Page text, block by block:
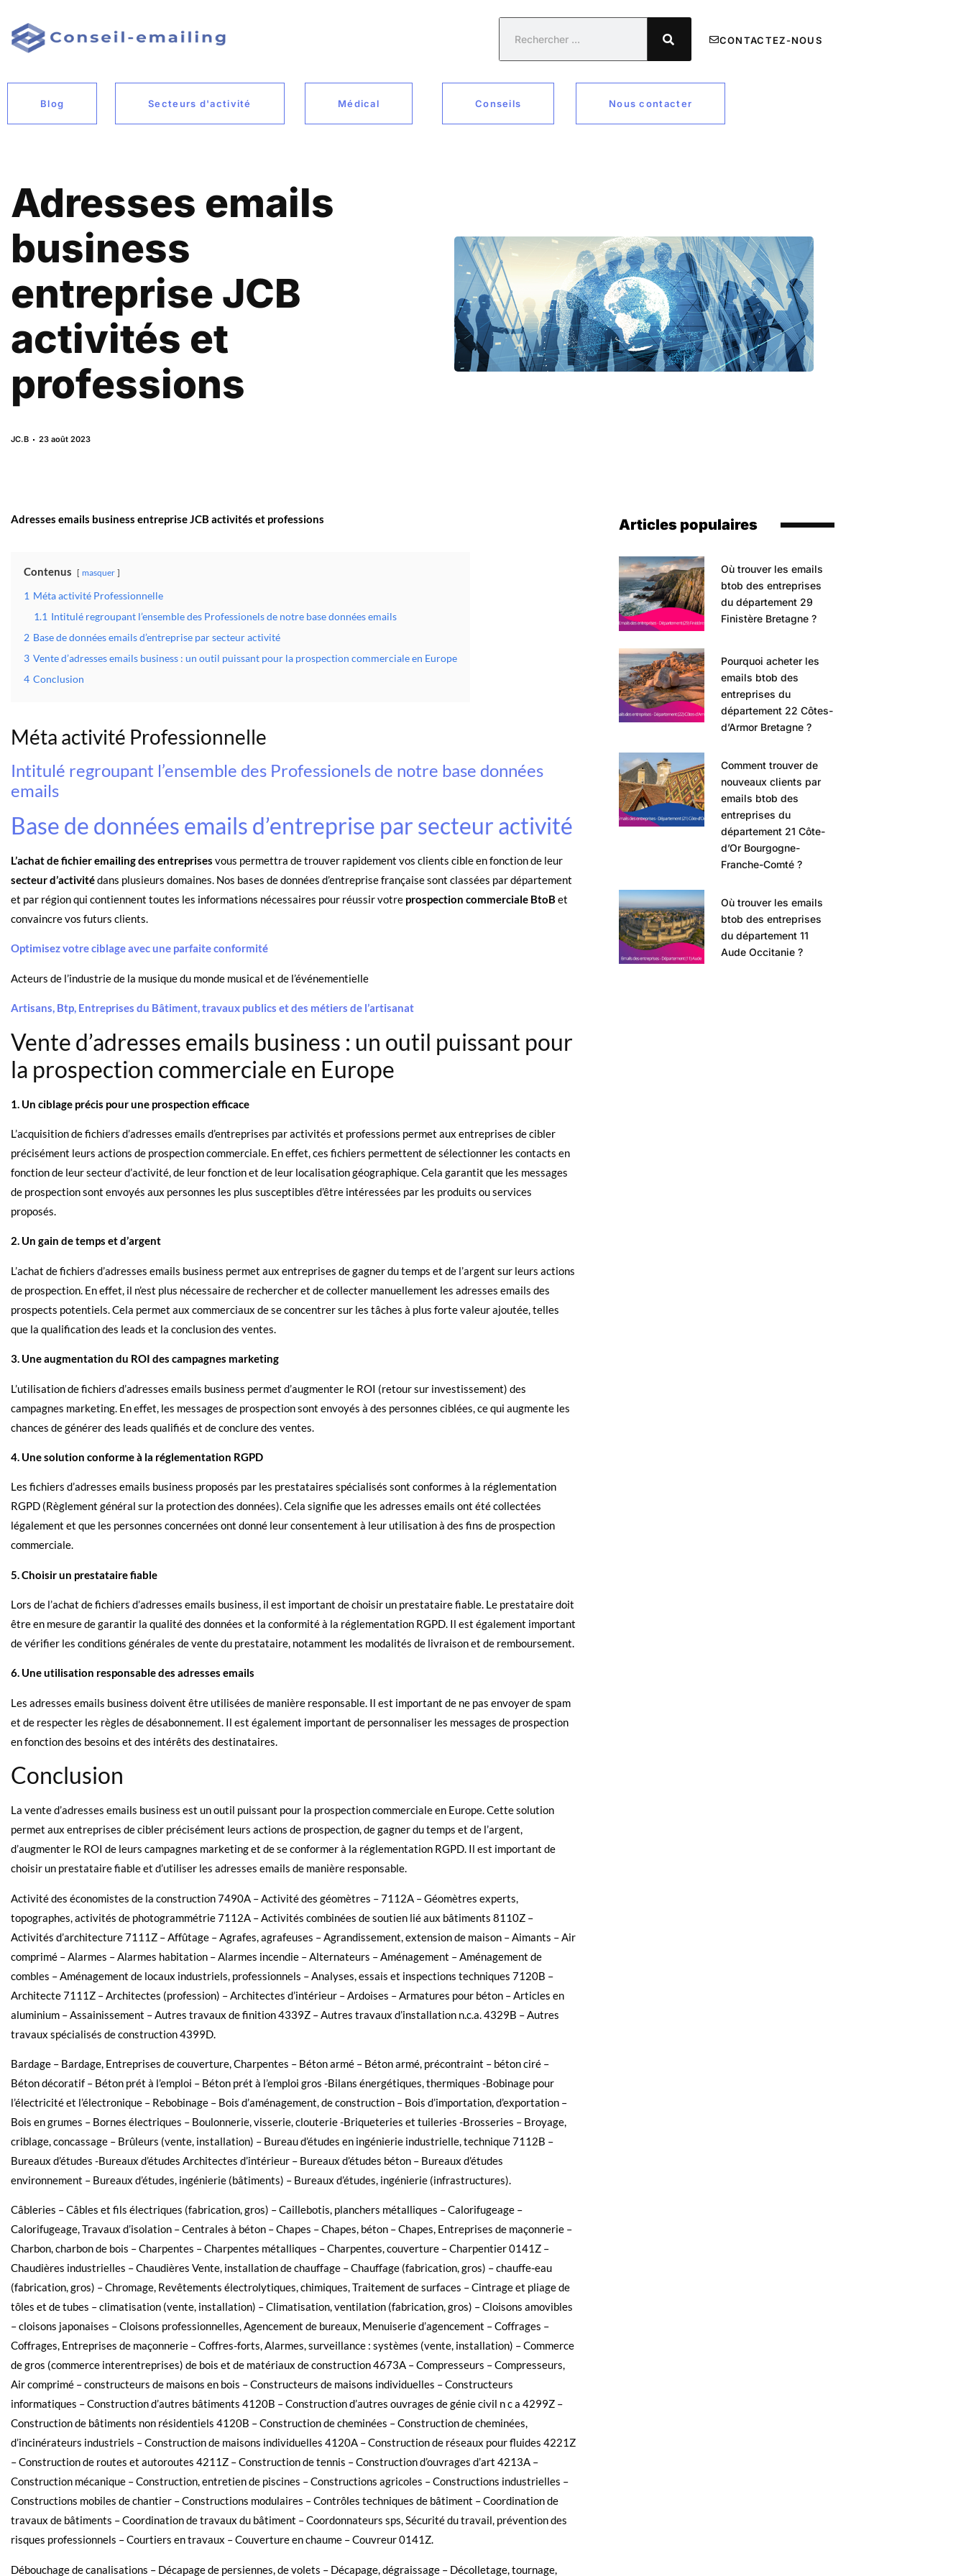
CONTACTEZ-NOUS
Blog Secteurs d'activité Médical Conseils Nous contacter
Adresses emails
business
entreprise JCB
activités et
professions
JC.B 23 août 2023
Adresses emails business entreprise JCB activités et professions
Contenus masquer
1 Méta activité Professionnelle
1.1 Intitulé regroupant l’ensemble des Professionels de notre base données emails
2 Base de données emails d’entreprise par secteur activité
3 Vente d’adresses emails business : un outil puissant pour la prospection commerciale en Europe
4 Conclusion
Méta activité Professionnelle
Intitulé regroupant l’ensemble des Professionels de notre base données
emails
Base de données emails d’entreprise par secteur activité
L’achat de fichier emailing des entreprises vous permettra de trouver rapidement vos clients cible en fonction de leur
secteur d’activitédans plusieurs domaines. Nos bases de données d’entreprise française sont classées par département
et par région qui contiennent toutes les informations nécessaires pour réussir votre prospection commerciale BtoB et
convaincre vos futurs clients.
Optimisez votre ciblage avec une parfaite conformité
Acteurs de l’industrie de la musique du monde musical et de l’événementielle
Artisans, Btp, Entreprises du Bâtiment, travaux publics et des métiers de l’artisanat
Vente d’adresses emails business : un outil puissant pour
la prospection commerciale en Europe
1. Un ciblage précis pour une prospection efficace
L’acquisition de fichiers d’adresses emails d’entreprises par activités et professions permet aux entreprises de cibler
précisément leurs actions de prospection commerciale. En effet, ces fichiers permettent de sélectionner les contacts en
fonction de leur secteur d’activité, de leur fonction et de leur localisation géographique. Cela garantit que les messages
de prospection sont envoyés aux personnes les plus susceptibles d’être intéressées par les produits ou services
proposés.
2. Un gain de temps et d’argent
L’achat de fichiers d’adresses emails business permet aux entreprises de gagner du temps et de l’argent sur leurs actions
de prospection. En effet, il n’est plus nécessaire de rechercher et de collecter manuellement les adresses emails des
prospects potentiels. Cela permet aux commerciaux de se concentrer sur les tâches à plus forte valeur ajoutée, telles
que la qualification des leads et la conclusion des ventes.
3. Une augmentation du ROI des campagnes marketing
L’utilisation de fichiers d’adresses emails business permet d’augmenter le ROI (retour sur investissement) des
campagnes marketing. En effet, les messages de prospection sont envoyés à des personnes ciblées, ce qui augmente les
chances de générer des leads qualifiés et de conclure des ventes.
4. Une solution conforme à la réglementation RGPD
Les fichiers d’adresses emails business proposés par les prestataires spécialisés sont conformes à la réglementation
RGPD (Règlement général sur la protection des données). Cela signifie que les adresses emails ont été collectées
légalement et que les personnes concernées ont donné leur consentement à leur utilisation à des fins de prospection
commerciale.
5. Choisir un prestataire fiable
Lors de l’achat de fichiers d’adresses emails business, il est important de choisir un prestataire fiable. Le prestataire doit
être en mesure de garantir la qualité des données et la conformité à la réglementation RGPD. Il est également important
de vérifier les conditions générales de vente du prestataire, notamment les modalités de livraison et de remboursement.
6. Une utilisation responsable des adresses emails
Les adresses emails business doivent être utilisées de manière responsable. Il est important de ne pas envoyer de spam
et de respecter les règles de désabonnement. Il est également important de personnaliser les messages de prospection
en fonction des besoins et des intérêts des destinataires.
Conclusion
La vente d’adresses emails business est un outil puissant pour la prospection commerciale en Europe. Cette solution
permet aux entreprises de cibler précisément leurs actions de prospection, de gagner du temps et de l’argent,
d’augmenter le ROI de leurs campagnes marketing et de se conformer à la réglementation RGPD. Il est important de
choisir un prestataire fiable et d’utiliser les adresses emails de manière responsable.
Activité des économistes de la construction 7490A – Activité des géomètres – 7112A – Géomètres experts,
topographes, activités de photogrammétrie 7112A – Activités combinées de soutien lié aux bâtiments 8110Z –
Activités d’architecture 7111Z – Affûtage – Agrafes, agrafeuses – Agrandissement, extension de maison – Aimants – Air
comprimé – Alarmes – Alarmes habitation – Alarmes incendie – Alternateurs – Aménagement – Aménagement de
combles – Aménagement de locaux industriels, professionnels – Analyses, essais et inspections techniques 7120B –
Architecte 7111Z – Architectes (profession) – Architectes d’intérieur – Ardoises – Armatures pour béton – Articles en
aluminium – Assainissement – Autres travaux de finition 4339Z – Autres travaux d’installation n.c.a. 4329B – Autres
travaux spécialisés de construction 4399D.
Bardage – Bardage, Entreprises de couverture, Charpentes – Béton armé – Béton armé, précontraint – béton ciré –
Béton décoratif – Béton prét à l’emploi – Béton prét à l’emploi gros -Bilans énergétiques, thermiques -Bobinage pour
l’électricité et l’électronique – Rebobinage – Bois d’aménagement, de construction – Bois d’importation, d’exportation –
Bois en grumes – Bornes électriques – Boulonnerie, visserie, clouterie -Briqueteries et tuileries -Brosseries – Broyage,
criblage, concassage – Brûleurs (vente, installation) – Bureau d’études en ingénierie industrielle, technique 7112B –
Bureaux d’études -Bureaux d’études Architectes d’intérieur – Bureaux d’études béton – Bureaux d’études
environnement – Bureaux d’études, ingénierie (bâtiments) – Bureaux d’études, ingénierie (infrastructures).
Câbleries – Câbles et fils électriques (fabrication, gros) – Caillebotis, planchers métalliques – Calorifugeage –
Calorifugeage, Travaux d’isolation – Centrales à béton – Chapes – Chapes, béton – Chapes, Entreprises de maçonnerie –
Charbon, charbon de bois – Charpentes – Charpentes métalliques – Charpentes, couverture – Charpentier 0141Z –
Chaudières industrielles – Chaudières Vente, installation de chauffage – Chauffage (fabrication, gros) – chauffe-eau
(fabrication, gros) – Chromage, Revêtements électrolytiques, chimiques, Traitement de surfaces – Cintrage et pliage de
tôles et de tubes – climatisation (vente, installation) – Climatisation, ventilation (fabrication, gros) – Cloisons amovibles
– cloisons japonaises – Cloisons professionnelles, Agencement de bureaux, Menuiserie d’agencement – Coffrages –
Coffrages, Entreprises de maçonnerie – Coffres-forts, Alarmes, surveillance : systèmes (vente, installation) – Commerce
de gros (commerce interentreprises) de bois et de matériaux de construction 4673A – Compresseurs – Compresseurs,
Air comprimé – constructeurs de maisons en bois – Constructeurs de maisons individuelles – Constructeurs
informatiques – Construction d’autres bâtiments 4120B – Construction d’autres ouvrages de génie civil n c a 4299Z –
Construction de bâtiments non résidentiels 4120B – Construction de cheminées – Construction de cheminées,
d’incinérateurs industriels – Construction de maisons individuelles 4120A – Construction de réseaux pour fluides 4221Z
– Construction de routes et autoroutes 4211Z – Construction de tennis – Construction d’ouvrages d’art 4213A –
Construction mécanique – Construction, entretien de piscines – Constructions agricoles – Constructions industrielles –
Constructions mobiles de chantier – Constructions modulaires – Contrôles techniques de bâtiment – Coordination de
travaux de bâtiments – Coordination de travaux du bâtiment – Coordonnateurs sps, Sécurité du travail, prévention des
risques professionnels – Courtiers en travaux – Couverture en chaume – Couvreur 0141Z.
Débouchage de canalisations – Décapage de persiennes, de volets – Décapage, dégraissage – Décolletage, tournage,
Articles populaires
Où trouver les emails
btob des entreprises
du département 29
Finistère Bretagne ?
Pourquoi acheter les
emails btob des
entreprises du
département 22 Côtes-
d’Armor Bretagne ?
Comment trouver de
nouveaux clients par
emails btob des
entreprises du
département 21 Côte-
d’Or Bourgogne-
Franche-Comté ?
Où trouver les emails
btob des entreprises
du département 11
Aude Occitanie ?